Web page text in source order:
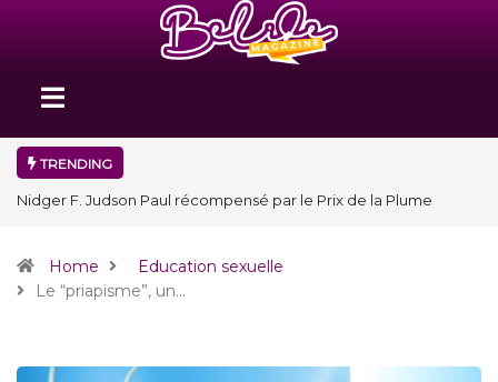
TRENDING
Nidger F. Judson Paul récompensé par le Prix de la Plume
Home
Education sexuelle
Le “priapisme”, un…